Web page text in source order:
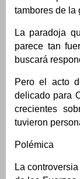
tambores de la
La paradoja
parece tan
buscará
Pero el acto
delicado para
crecientes
tuvieron
Polémica
La